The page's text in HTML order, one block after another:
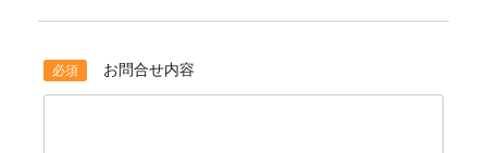
お問合せ内容